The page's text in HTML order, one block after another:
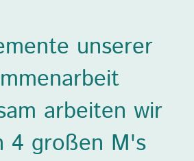
unserer
arbeiten wir
4 großen M's